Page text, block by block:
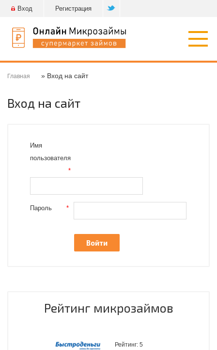
Вход Регистрация
Главная » Вход на сайт
Вход на сайт
Имя
пользователя
*
Пароль *
Рейтинг микрозаймов
Рейтинг: 5